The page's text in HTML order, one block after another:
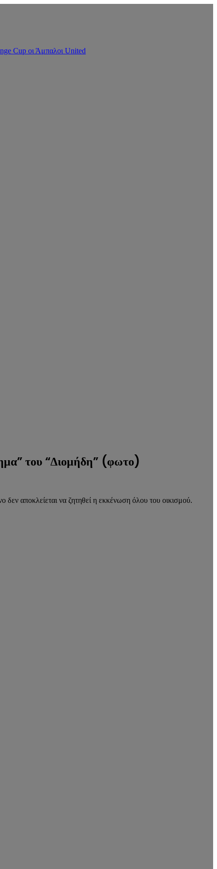
Cup οι Άμπαλοι United
του “Διομήδη” (φωτο)
δεν αποκλείεται να ζητηθεί η εκκένωση όλου του οικισμού.